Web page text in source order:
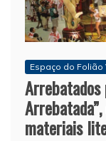
Espaço do Folião
materiais